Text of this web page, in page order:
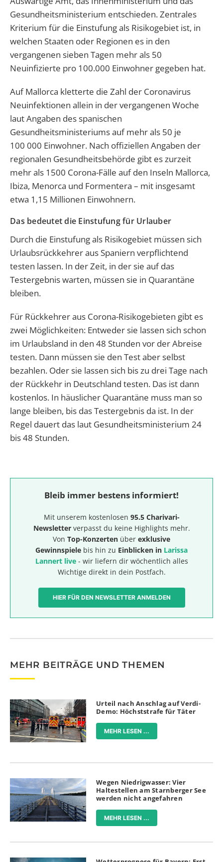
Gesundheitsministerium entschieden.Zentrales
Kriterium für die Einstufung als Risikogebiet ist, in
welchen Staaten oder Regionen es in den
vergangenen sieben Tagen mehr als 50
Neuinfizierte pro 100.000 Einwohner gegeben hat.
Auf Mallorca kletterte die Zahl der Coronavirus
Neuinfektionen allein in der vergangenen Woche
laut Angaben des spanischen
Gesundheitsministeriums auf mehr als 50 je
100 000 Einwohner. Nach offiziellen Angaben der
regionalen Gesundheitsbehörde gibt es zurzeit
mehr als 1500 Corona-Fälle auf den Inseln Mallorca,
Ibiza, Menorca und Formentera – mit insgesamt
etwa 1,15 Millionen Einwohnern.
Das bedeutet die Einstufung für Urlauber
Durch die Einstufung als Risikogebiet müssen sich
Urlaubsrückkehrer aus Spaniern verpflichtend
testen lassen. In der Zeit, in der sie auf das
Testergebnis warten, müssen sie in Quarantäne
bleiben.
Für Rückkehrer aus Corona-Risikogebieten gibt es
zwei Möglichkeiten: Entweder sie lassen sich schon
im Urlaubsland in den 48 Stunden vor der Abreise
testen. Dann müssen sie den Test aber selbst
bezahlen. Oder sie lassen sich bis zu drei Tage nach
der Rückkehr in Deutschland testen. Das ist dann
kostenlos. In häuslicher Quarantäne muss man so
lange bleiben, bis das Testergebnis da ist. In der
Regel dauert das laut Gesundheitsministerium 24
bis 48 Stunden.
Bleib immer bestens informiert!
Mit unserem kostenlosen 95.5 Charivari-
Newsletterverpasst du keine Highlights mehr.
Von Top-Konzerten über exklusive
Gewinnspiele bis hin zu Einblicken in Larissa
Lannert live- wir liefern dir wöchentlich alles
Wichtige direkt in dein Postfach.
HIER FÜR DEN NEWSLETTER ANMELDEN
MEHR BEITRÄGE UND THEMEN
Urteil nach Anschlag auf Verdi-
Demo: Höchststrafe für Täter
MEHR LESEN ...
Wegen Niedrigwasser: Vier
Haltestellen am Starnberger See
werden nicht angefahren
MEHR LESEN ...